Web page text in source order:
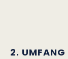
2. UMFANG